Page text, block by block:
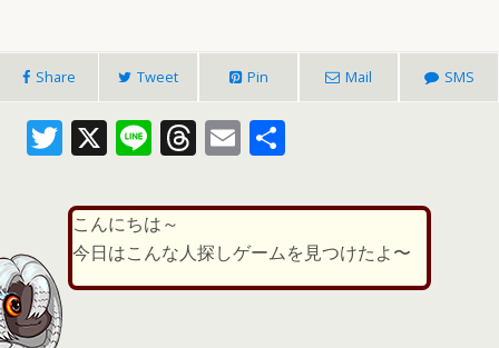
Share Tweet Pin Mail SMS
T
itt
er
X Li
e
T
re
a
d
E
ai
l
こんにちは～
今日はこんな人探しゲームを見つけたよ〜